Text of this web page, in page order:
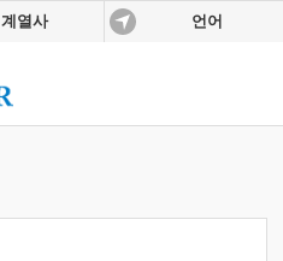
계열사 언어